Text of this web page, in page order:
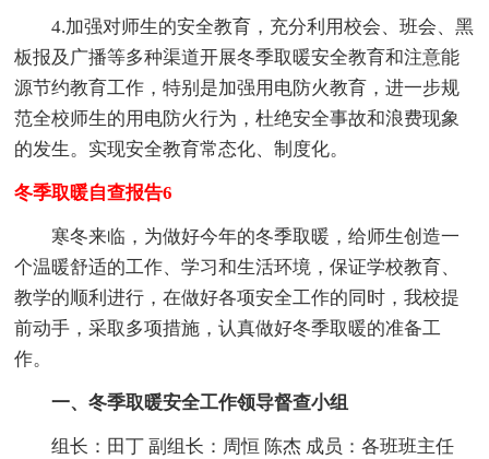
4.加强对师生的安全教育，充分利用校会、班会、黑
板报及广播等多种渠道开展冬季取暖安全教育和注意能
源节约教育工作，特别是加强用电防火教育，进一步规
范全校师生的用电防火行为，杜绝安全事故和浪费现象
的发生。实现安全教育常态化、制度化。
冬季取暖自查报告6
寒冬来临，为做好今年的冬季取暖，给师生创造一
个温暖舒适的工作、学习和生活环境，保证学校教育、
教学的顺利进行，在做好各项安全工作的同时，我校提
前动手，采取多项措施，认真做好冬季取暖的准备工
作。
一、冬季取暖安全工作领导督查小组
组长：田丁 副组长：周恒 陈杰 成员：各班班主任